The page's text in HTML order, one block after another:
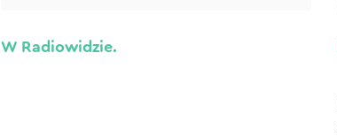
W Radiowidzie.